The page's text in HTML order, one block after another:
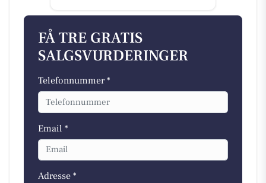
FÅ TRE GRATIS
SALGSVURDERINGER
Telefonnummer *
Email *
Adresse *